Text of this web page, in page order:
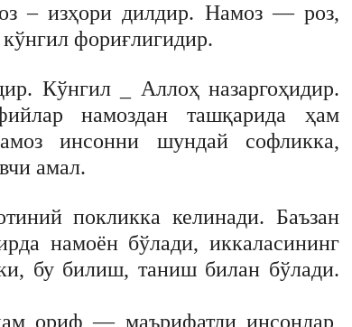
– изҳори дилдир. Намоз — роз,
фориғлигидир.
Кўнгил _ Аллоҳ назаргоҳидир.
намоздан ташқарида ҳам
инсонни шундай софликка,
амал.
покликка келинади. Баъзан
намоён бўлади, иккаласининг
бу билиш, таниш билан бўлади.
ориф — маърифатли инсонлар,